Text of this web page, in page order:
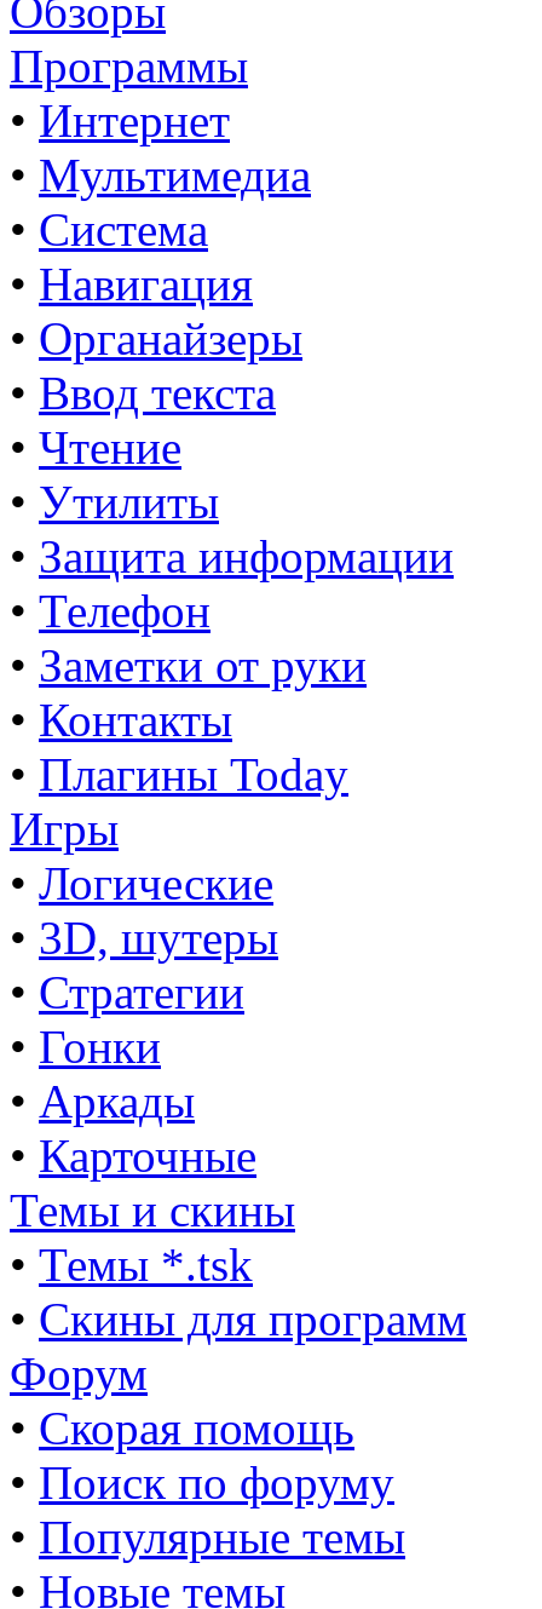
Обзоры
Программы
• Интернет
• Мультимедиа
• Система
• Навигация
• Органайзеры
• Ввод текста
• Чтение
• Утилиты
• Защита информации
• Телефон
• Заметки от руки
• Контакты
• Плагины Today
Игры
• Логические
• 3D, шутеры
• Стратегии
• Гонки
• Аркады
• Карточные
Темы и скины
• Темы *.tsk
• Скины для программ
Форум
• Скорая помощь
• Поиск по форуму
• Популярные темы
• Новые темы